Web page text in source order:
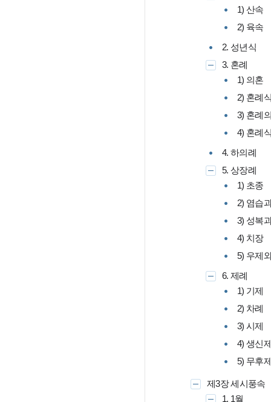
1) 산속
2) 육속
2. 성년식
3. 혼례
1) 의혼
2) 혼례
3) 혼례
4) 혼례
4. 하의례
5. 상장례
1) 초종
2) 염습
3) 성복
4) 치장
5) 우제
6. 제례
1) 기제
2) 차례
3) 시제
4) 생신
5) 무후
제3장 세시풍속
1. 1월